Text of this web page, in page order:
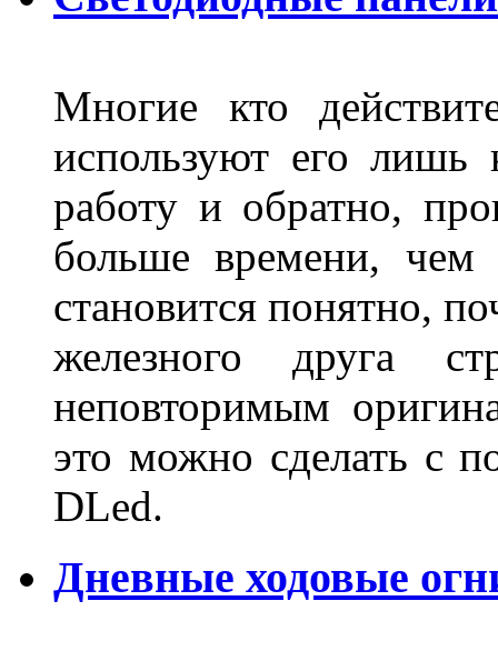
Многие кто
используют его лишь
работу и обратно,
больше времени, чем
становится понятно,
железного друга
неповторимым
это можно сделать с
DLed.
Дневные ходовые